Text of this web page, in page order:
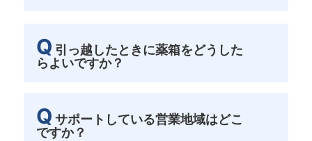
Q 引っ越したときに薬箱をどうした
らよいですか？
Q サポートしている営業地域はどこ
ですか？